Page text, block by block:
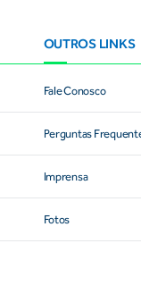
OUTROS LINKS
Fale Conosco
Perguntas
Imprensa
Fotos